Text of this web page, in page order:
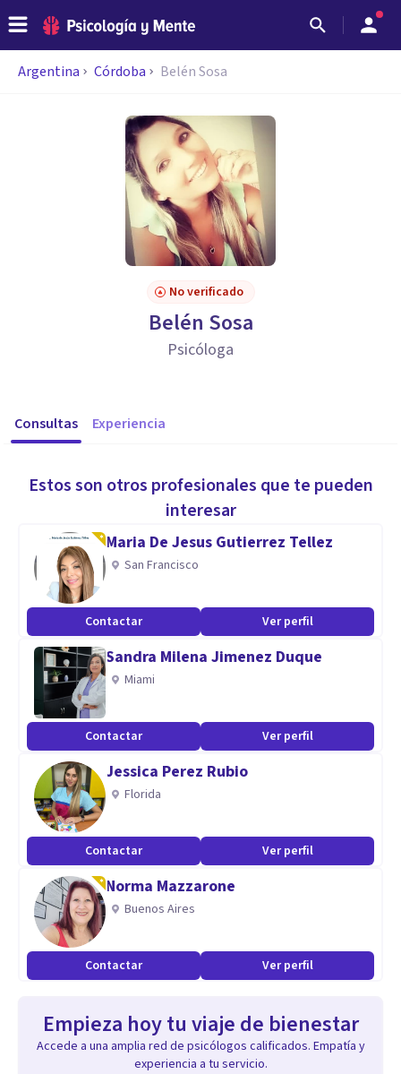
Argentina Córdoba Belén Sosa
No verificado
Belén Sosa
Psicóloga
Consultas Experiencia
Estos son otros profesionales que te pueden
interesar
Maria De Jesus Gutierrez Tellez
San Francisco
Contactar Ver perfil
Sandra Milena Jimenez Duque
Miami
Contactar Ver perfil
Jessica Perez Rubio
Florida
Contactar Ver perfil
Norma Mazzarone
Buenos Aires
Contactar Ver perfil
Empieza hoy tu viaje de bienestar
Accede a una amplia red de psicólogos calificados. Empatía y
experiencia a tu servicio.